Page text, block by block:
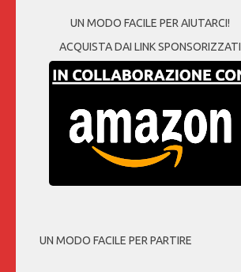
UN MODO FACILE PER AIUTARCI!
ACQUISTA DAI LINK SPONSORIZZATI
UN MODO FACILE PER PARTIRE